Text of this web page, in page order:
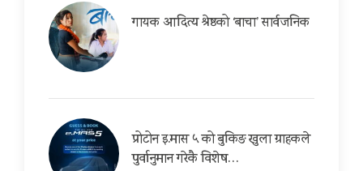
गायक आदित्य श्रेष्ठको ‘बाचा’ सार्वजनिक
प्रोटोन इ.मास ५ को बुकिङ खुला ग्राहकले
पुर्वानुमान गरेकै विशेष…